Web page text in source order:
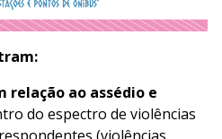
relação ao assédio e
do espectro de violências